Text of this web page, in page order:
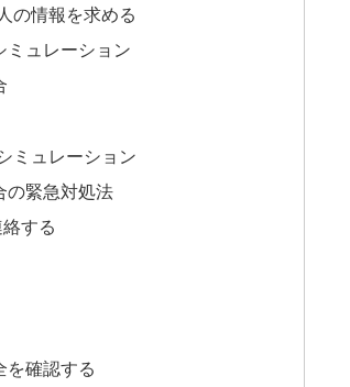
の情報を求める
ミュレーション
ミュレーション
の緊急対処法
する
を確認する